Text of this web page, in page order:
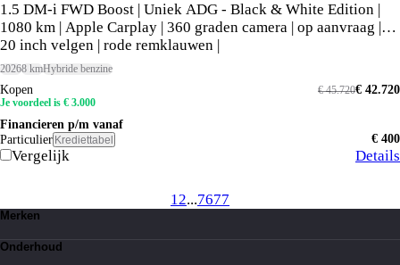
1.5 DM-i FWD Boost | Uniek ADG - Black & White Edition |
1080 km | Apple Carplay | 360 graden camera | op aanvraag |
20 inch velgen | rode remklauwen |
20268 kmHybride benzine
Kopen € 42.720
€ 45.720
Je voordeel is € 3.000
Financieren p/m vanaf
Particulier Krediettabel € 400
Vergelijk Details
1 2...7677
Merken
Suzuki
Onderhoud